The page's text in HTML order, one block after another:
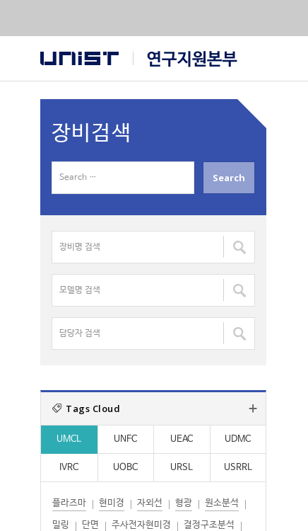
장비검색
f
장
명
검
색
모
명
검
색
담
색
:
Tags Cloud
UMCL UNFC UEAC UDMC
IVRC UOBC URSL USRRL
플라즈마 현미경 자외선 형광 원소분석
밀링 단면 주사전자현미경 결정구조분석